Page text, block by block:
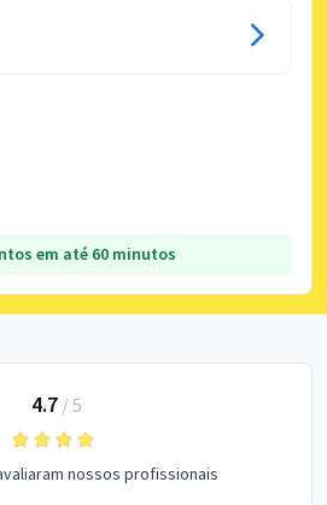
em até 60 minutos
4.7 / 5
nossos profissionais